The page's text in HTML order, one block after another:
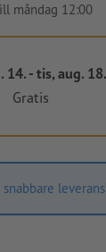
måndag 12:00
14. - tis, aug. 18.
Gratis